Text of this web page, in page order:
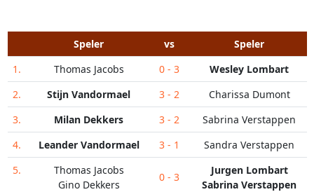
Speler vs
Speler
1.
Thomas Jacobs 0 - 3
Wesley Lombart
2.
Stijn Vandormael 3 - 2
Charissa Dumont
3.
Milan Dekkers 3 - 2
Sabrina Verstappen
4.
Leander Vandormael 3 - 1
Sandra Verstappen
5.
Thomas Jacobs
Gino Dekkers
0 - 3
Jurgen Lombart
Sabrina Verstappen